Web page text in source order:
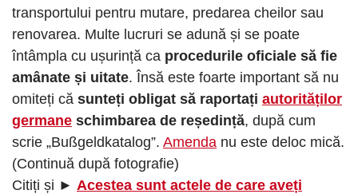
transportului pentru mutare, predarea cheilor sau
renovarea. Multe lucruri se adună și se poate
întâmpla cu ușurință ca procedurile oficiale să fie
amânate și uitate. Însă este foarte important să nu
omiteți că sunteți obligat să raportați autorităților
germane schimbarea de reședință, după cum
scrie „Bußgeldkatalog”. Amenda nu este deloc mică.
(Continuă după fotografie)
Citiți și ► Acestea sunt actele de care aveți